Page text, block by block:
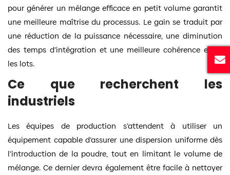
pour générer un mélange efficace en petit volume garantit
une meilleure maîtrise du processus. Le gain se traduit par
une réduction de la puissance nécessaire, une diminution
des temps d’intégration et une meilleure cohérence entre
les lots.
Ce que recherchent les
industriels
Les équipes de production s’attendent à utiliser un
équipement capable d’assurer une dispersion uniforme dès
l’introduction de la poudre, tout en limitant le volume de
mélange. Ce dernier devra également être facile à nettoyer